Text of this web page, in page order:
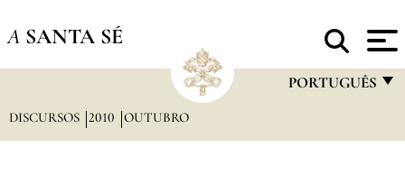
A SANTA SÉ
PORTUGUÊS
DISCURSOS 2010 OUTUBRO